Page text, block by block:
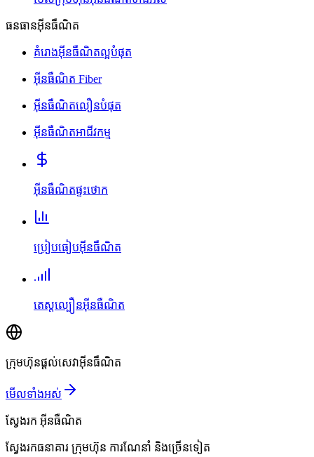
ធនធានអ៊ីនធឺណិត
គំរោងអ៊ីនធឺណិតល្អបំផុត
អ៊ីនធឺណិត Fiber
អ៊ីនធឺណិតលឿនបំផុត
អ៊ីនធឺណិតអាជីវកម្ម
អ៊ីនធឺណិតផ្ទះថោក
ប្រៀបធៀបអ៊ីនធឺណិត
តេស្តល្បឿនអ៊ីនធឺណិត
ក្រុមហ៊ុនផ្តល់សេវាអ៊ីនធឺណិត
មើលទាំងអស់
ស្វែងរក អ៊ីនធឺណិត
ស្វែងរកធនាគារ ក្រុមហ៊ុន ការណែនាំ និងច្រើនទៀត